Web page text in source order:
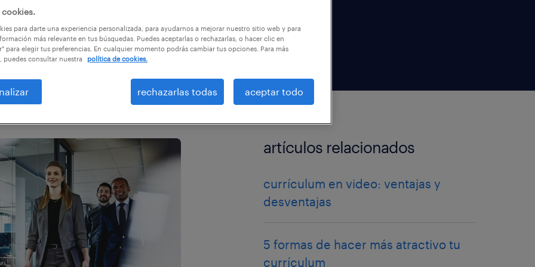
artículos relacionados
currículum en video: ventajas y
desventajas
5 formas de hacer más atractivo tu
currículum
para darte una experiencia personalizada, para ayudarnos a mejorar nuestro sitio web y para
más relevante en tus búsquedas. Puedes aceptarlas o rechazarlas, o hacer clic en
para elegir tus preferencias. En cualquier momento podrás cambiar tus opciones. Para más
puedes consultar nuestra
política de cookies.
rechazarlas todas aceptar todo